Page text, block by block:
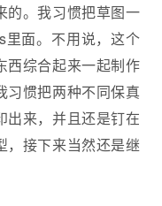
的。我习惯把草图一
里面。不用说，这个
西综合起来一起制作
习惯把两种不同保真
出来，并且还是钉在
，接下来当然还是继